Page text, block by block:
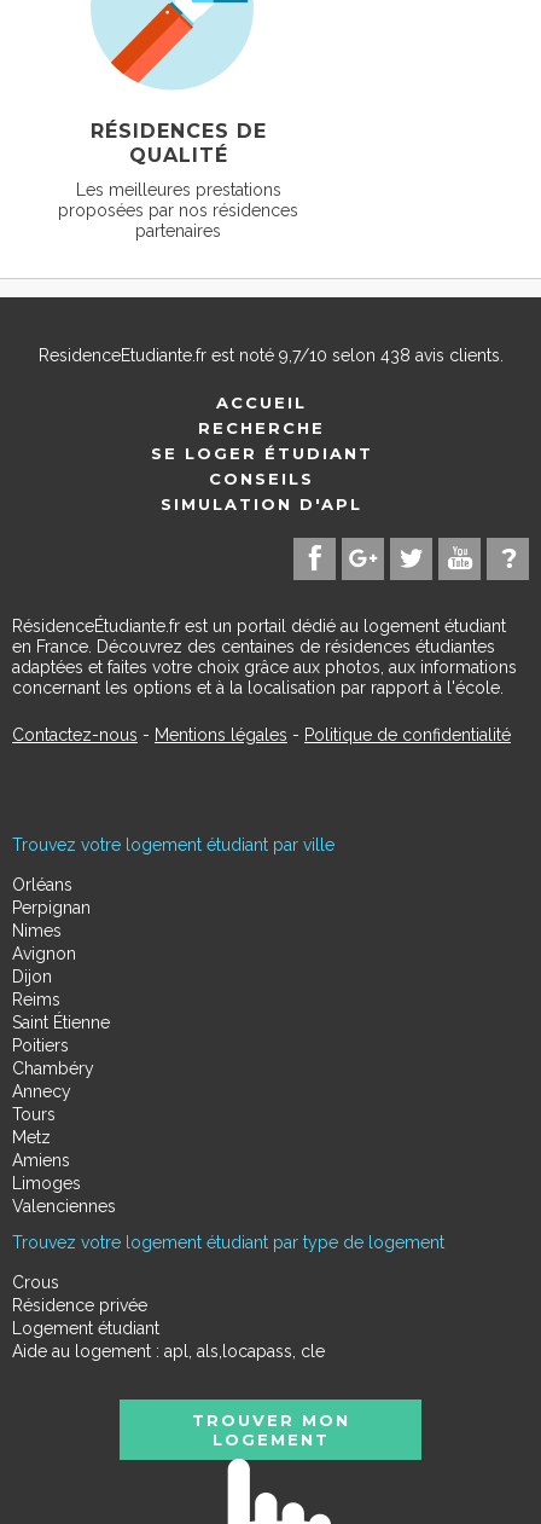
RÉSIDENCES DE
QUALITÉ
Les meilleures prestations
proposées par nos résidences
partenaires
ResidenceEtudiante.frest noté 9,7/10 selon 438 avis clients.
ACCUEIL
RECHERCHE
SE LOGER ÉTUDIANT
CONSEILS
SIMULATION D'APL
RésidenceÉtudiante.fr est un portail dédié au logement étudiant
en France. Découvrez des centaines de résidences étudiantes
adaptées et faites votre choix grâce aux photos, aux informations
concernant les options et à la localisation par rapport à l'école.
Contactez-nous - Mentions légales - Politique de confidentialité
Trouvez votre logement étudiant par ville
Orléans
Perpignan
Nimes
Avignon
Dijon
Reims
Saint Étienne
Poitiers
Chambéry
Annecy
Tours
Metz
Amiens
Limoges
Valenciennes
Trouvez votre logement étudiant par type de logement
Crous
Résidence privée
Logement étudiant
Aide au logement : apl, als,locapass, cle
TROUVER MON
LOGEMENT